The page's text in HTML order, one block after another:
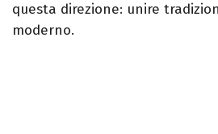
questa direzione: unire
moderno.